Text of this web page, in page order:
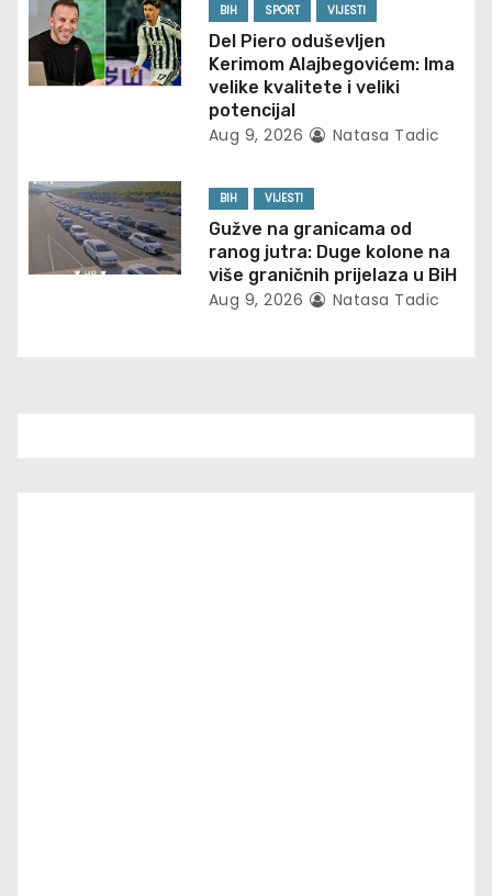
a
t
n
BIH SPORT VIJESTI
Del Piero oduševljen
Kerimom Alajbegovićem: Ima
velike kvalitete i veliki
potencijal
Aug 9, 2026 Natasa Tadic
BIH VIJESTI
Gužve na granicama od
ranog jutra: Duge kolone na
više graničnih prijelaza u BiH
Aug 9, 2026 Natasa Tadic